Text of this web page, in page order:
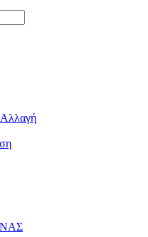
Αλλαγή